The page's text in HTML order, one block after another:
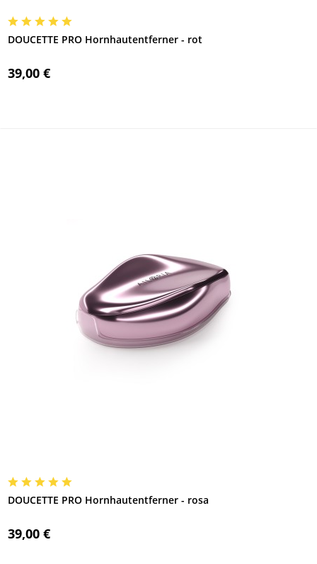
DOUCETTE PRO Hornhautentferner - rot
39,00 €
DOUCETTE PRO Hornhautentferner - rosa
39,00 €